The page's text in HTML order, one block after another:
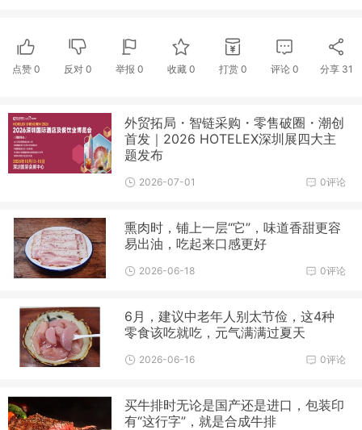
点赞 0 反对 0 举报 0 收藏 0 打赏 0 评论 0 分享 31
外贸拓局・智链采购・零售破圈・潮创
首发｜2026 HOTELEX深圳展四大主
题发布
0评论
2026-07-01
熏肉时，铺上一层“它”，味道香甜更容
易出油，吃起来口感更好
0评论
2026-06-18
6月，建议中老年人别太节俭，这4种
零食该吃就吃，元气满满过夏天
0评论
2026-06-16
买牛排时无论是国产还是进口，包装印
有“这行字”，就是合成牛排